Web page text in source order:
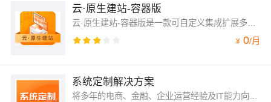
云·原生建站-容器版
云·原生建站-容器版是一款可自定义集成扩展多应用及云资源的容器镜像，支持绑定ECS IP实现多元化应用独立部署，满足企业用户深度定制和调用系统功能的需求，实现一平台个性化管理多应用。需搭配建站系统使用
¥ 0/月
系统定制解决方案